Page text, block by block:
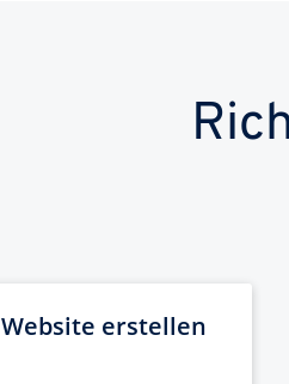
Website erstellen